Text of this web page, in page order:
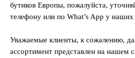
бутиков Европы, пожалуйста,
телефону или по What’s App у
Уважаемые клиенты, к сожалению,
ассортимент представлен на нашем